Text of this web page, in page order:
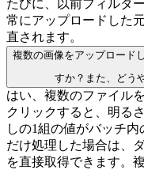
たびに、以前フィルタ
常にアップロードした
直されます。
複数の画像をアップロード
すか？また、どう
はい、複数のファイル
クリックすると、明る
しの1組の値がバッチ
だけ処理した場合は、
を直接取得できます。